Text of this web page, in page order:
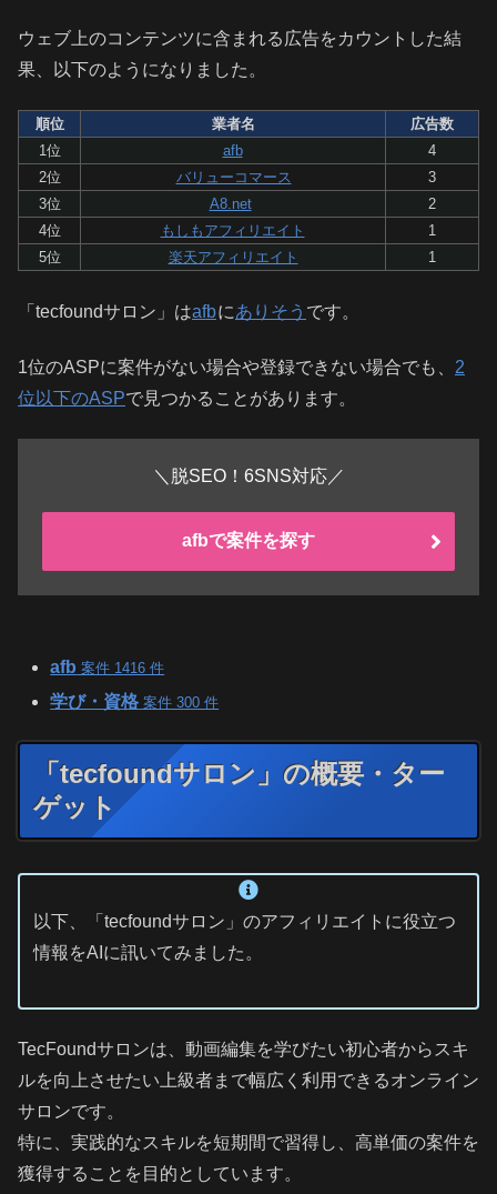
ウェブ上のコンテンツに含まれる広告をカウントした結
果、以下のようになりました。
順位 業者名
広告数
1位
afb
4
2位
バリューコマース
3
3位
A8.net
2
4位
もしもアフィリエイト
1
5位
楽天アフィリエイト 1
「tecfoundサロン」はafbにありそう です。
1位のASPに案件がない場合や登録できない場合でも、 2
位以下のASPで見つかることがあります。
＼脱SEO！6SNS対応／
afbで案件を探す
afb 案件 1416 件
学び・資格 案件 300 件
「tecfoundサロン」の概要・ター
ゲット
以下、「tecfoundサロン」のアフィリエイトに役立つ
情報をAIに訊いてみました。
TecFoundサロンは、動画編集を学びたい初心者からスキ
ルを向上させたい上級者まで幅広く利用できるオンライン
サロンです。
特に、実践的なスキルを短期間で習得し、高単価の案件を
獲得することを目的としています。